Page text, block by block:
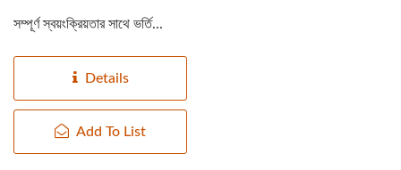
সম্পূর্ণ স্বয়ংক্রিয়তার সাথে ভর্তি...
Details
Add To List